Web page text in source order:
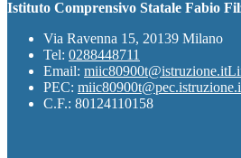
Istituto Comprensivo Statale Fabio
Via Ravenna 15, 20139 Milano
Tel: 0288448711
Email: miic80900t@istruzione.it
PEC:
C.F.: 80124110158